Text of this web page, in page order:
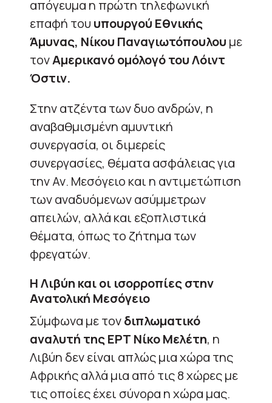
απόγευμα η πρώτη τηλεφωνική
επαφή του υπουργού Εθνικής
Άμυνας, Νίκου Παναγιωτόπουλου με
τονΑμερικανό ομόλογό του Λόιντ
Όστιν.
Στην ατζέντα των δυο ανδρών, η
αναβαθμισμένη αμυντική
συνεργασία, οι διμερείς
συνεργασίες, θέματα ασφάλειας για
την Αν. Μεσόγειο και η αντιμετώπιση
των αναδυόμενων ασύμμετρων
απειλών, αλλά και εξοπλιστικά
θέματα, όπως το ζήτημα των
φρεγατών.
Η Λιβύη και οι ισορροπίες στην
Ανατολική Μεσόγειο
Σύμφωνα με τονδιπλωματικό
αναλυτή της ΕΡΤ Νίκο Μελέτη, η
Λιβύη δεν είναι απλώς μια χώρα της
Αφρικής αλλά μια από τις 8 χώρες με
τις οποίες έχει σύνορα η χώρα μας.